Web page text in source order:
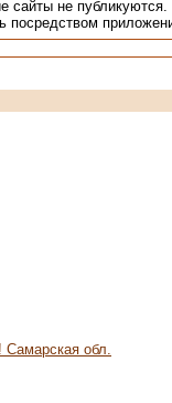
сайты не публикуются.
посредством
Самарская обл.